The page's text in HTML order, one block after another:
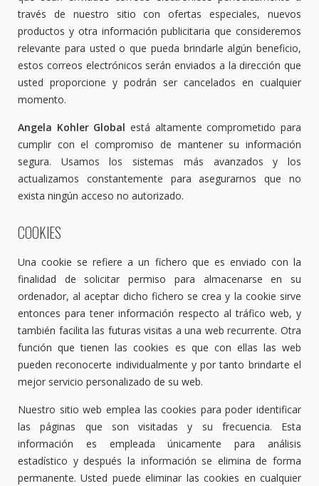
través de nuestro sitio con ofertas especiales, nuevos
productos y otra información publicitaria que consideremos
relevante para usted o que pueda brindarle algún beneficio,
estos correos electrónicos serán enviados a la dirección que
usted proporcione y podrán ser cancelados en cualquier
momento.
Angela Kohler Global está altamente comprometido para
cumplir con el compromiso de mantener su información
segura. Usamos los sistemas más avanzados y los
actualizamos constantemente para asegurarnos que no
exista ningún acceso no autorizado.
COOKIES
Una cookie se refiere a un fichero que es enviado con la
finalidad de solicitar permiso para almacenarse en su
ordenador, al aceptar dicho fichero se crea y la cookie sirve
entonces para tener información respecto al tráfico web, y
también facilita las futuras visitas a una web recurrente. Otra
función que tienen las cookies es que con ellas las web
pueden reconocerte individualmente y por tanto brindarte el
mejor servicio personalizado de su web.
Nuestro sitio web emplea las cookies para poder identificar
las páginas que son visitadas y su frecuencia. Esta
información es empleada únicamente para análisis
estadístico y después la información se elimina de forma
permanente. Usted puede eliminar las cookies en cualquier